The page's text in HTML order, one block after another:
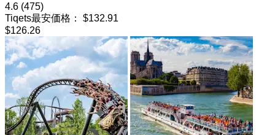
4.6 (475)
Tiqets最安価格：
$132.91
$126.26